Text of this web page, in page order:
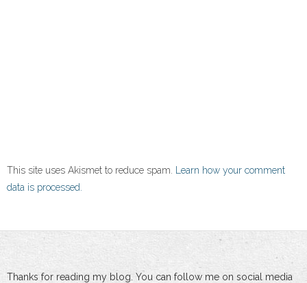
This site uses Akismet to reduce spam. Learn how your comment
data is processed.
Thanks for reading my blog. You can follow me on social media